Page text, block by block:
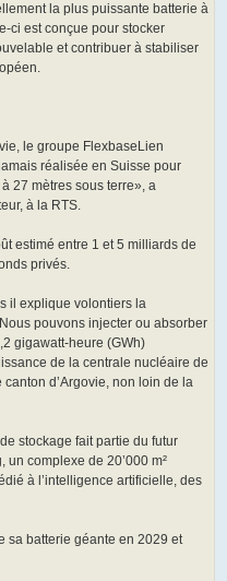
la plus puissante batterie à
ci est conçue pour stocker
et contribuer à stabiliser
le groupe FlexbaseLien
réalisée en Suisse pour
27 mètres sous terre», a
à la RTS.
estimé entre 1 et 5 milliards de
privés.
il explique volontiers la
pouvons injecter ou absorber
gigawatt-heure (GWh)
de la centrale nucléaire de
d’Argovie, non loin de la
stockage fait partie du futur
complexe de 20’000 m²
à l’intelligence artificielle, des
sa batterie géante en 2029 et